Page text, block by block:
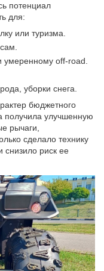
потенциал
для:
или туризма.
умеренному off-road.
уборки снега.
бюджетного
получила улучшенную
рычаги,
сделало технику
риск ее